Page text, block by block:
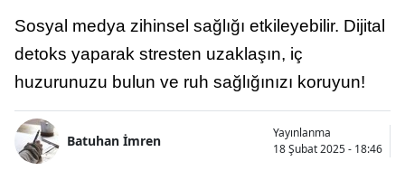
Antalya
Artvin
Balıkesir
Sosyal medya zihinsel sağlığı etkileyebilir. Dijital
detoks yaparak stresten uzaklaşın, iç
huzurunuzu bulun ve ruh sağlığınızı koruyun!
Batuhan İmren
Yayınlanma
18 Şubat 2025 - 18:46